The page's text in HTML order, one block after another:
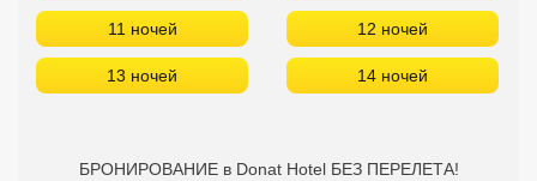
11 ночей 12 ночей
13 ночей 14 ночей
БРОНИРОВАНИЕ в Donat Hotel БЕЗ ПЕРЕЛЕТА!